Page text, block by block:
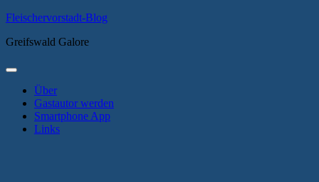
Zum
springen
Fleischervorstadt-Blog
Greifswald Galore
Primäres
Über
Gastautor werden
Smartphone App
Links